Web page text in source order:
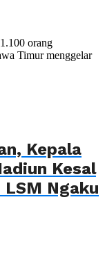
orang
Timur menggelar
Kepala
Kesal
Ngaku